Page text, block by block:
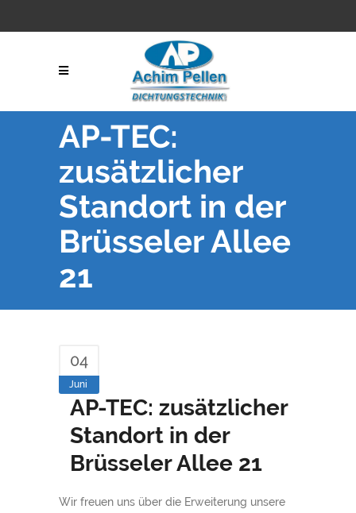
AP-TEC:
zusätzlicher
Standort in der
Brüsseler Allee
21
04
Juni
AP-TEC: zusätzlicher
Standort in der
Brüsseler Allee 21
Wir freuen uns über die Erweiterung unsere